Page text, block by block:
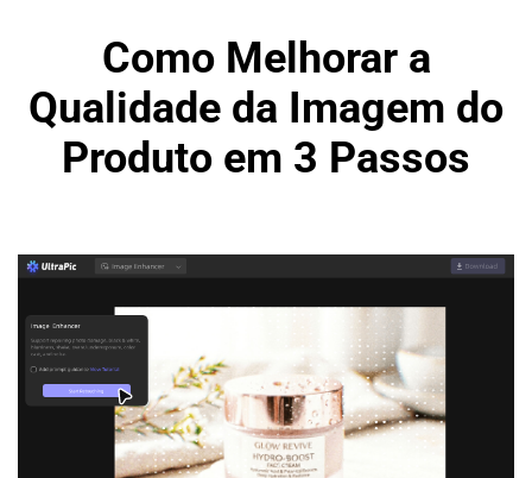
Como Melhorar a
Qualidade da Imagem do
Produto em 3 Passos